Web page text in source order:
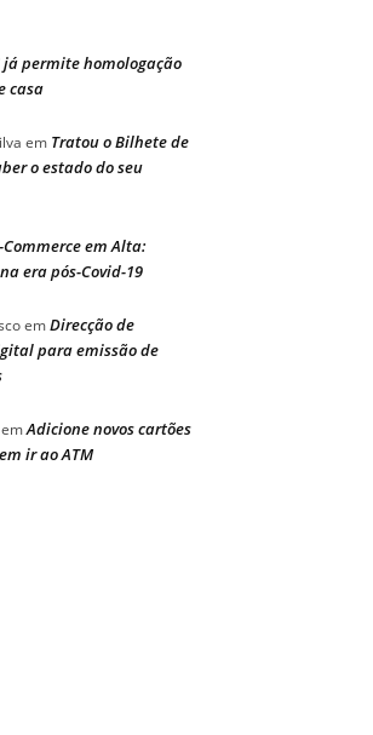
já permite homologação
casa
em Tratou o Bilhete de
o estado do seu
Commerce em Alta:
era pós-Covid-19
emDirecção de
para emissão de
emAdicione novos cartões
ir ao ATM